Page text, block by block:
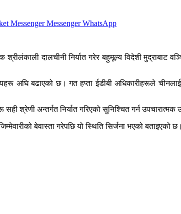
Messenger Messenger WhatsApp
दालचीनी निर्यात गरेर बहुमूल्य विदेशी मुद्राबाट
अघि बढाएको छ। गत हप्ता ईडीबी अधिकारीहरूले चीनलाई
श्रेणी अन्तर्गत निर्यात गरिएको सुनिश्चित गर्न
बेवास्ता गरेपछि यो स्थिति सिर्जना भएको बताइएको